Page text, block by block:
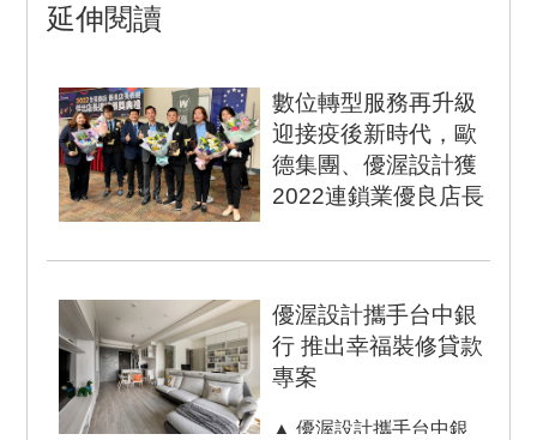
延伸閱讀
數位轉型服務再升級
迎接疫後新時代，歐
德集團、優渥設計獲
2022連鎖業優良店長
享獲獎喜悅。 由...
優渥設計攜手台中銀
行 推出幸福裝修貸款
專案
▲ 優渥設計攜手台中銀